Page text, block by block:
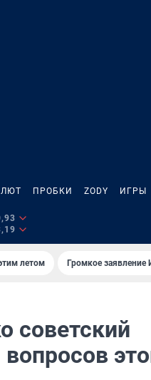
ПРОБКИ ZODY ИГРЫ
летом Громкое заявление
советский